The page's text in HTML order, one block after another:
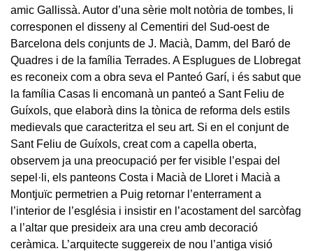
amic Gallissà. Autor d’una sèrie molt notòria de tombes, li
corresponen el disseny al Cementiri del Sud-oest de
Barcelona dels conjunts de J. Macià, Damm, del Baró de
Quadres i de la família Terrades. A Esplugues de Llobregat
es reconeix com a obra seva el Panteó Garí, i és sabut que
la família Casas li encomanà un panteó a Sant Feliu de
Guíxols, que elaborà dins la tònica de reforma dels estils
medievals que caracteritza el seu art. Si en el conjunt de
Sant Feliu de Guíxols, creat com a capella oberta,
observem ja una preocupació per fer visible l’espai del
sepel·li, els panteons Costa i Macià de Lloret i Macià a
Montjuïc permetrien a Puig retornar l’enterrament a
l’interior de l’església i insistir en l’acostament del sarcòfag
a l’altar que presideix ara una creu amb decoració
ceràmica. L’arquitecte suggereix de nou l’antiga visió